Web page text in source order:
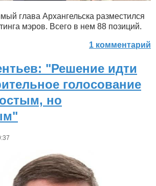
глава Архангельска разместился
мэров. Всего в нем 88 позиций.
1 комментарий
"Решение идти
голосование
но